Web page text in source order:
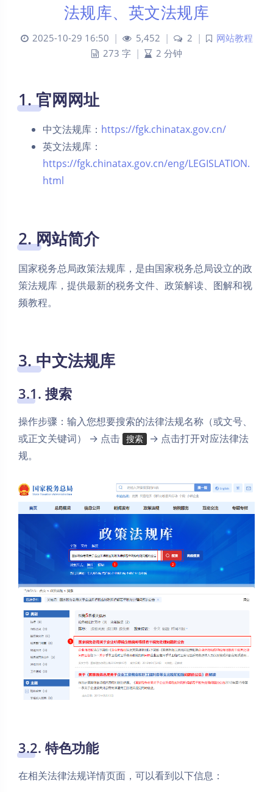
法规库、英文法规库
2025-10-29 16:50 | 5,452 | 2 |
网站教程
273 字 | 2 分钟
1. 官网网址
中文法规库： https://fgk.chinatax.gov.cn/
英文法规库：
https://fgk.chinatax.gov.cn/eng/LEGISLATION.
html
2. 网站简介
国家税务总局政策法规库，是由国家税务总局设立的政
策法规库，提供最新的税务文件、政策解读、图解和视
频教程。
3. 中文法规库
3.1. 搜索
操作步骤：输入您想要搜索的法律法规名称（或文号、
或正文关键词） → 点击
搜索
→ 点击打开对应法律法
规。
3.2. 特色功能
在相关法律法规详情页面，可以看到以下信息：